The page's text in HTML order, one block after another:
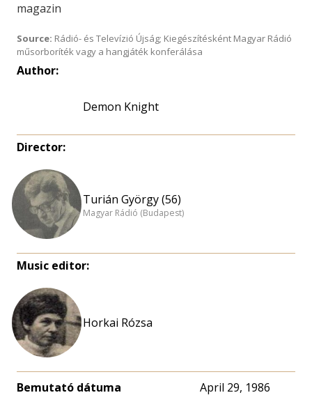
magazin
Source: Rádió- és Televízió Újság; Kiegészítésként Magyar Rádió
műsorboríték vagy a hangjáték konferálása
Author:
Demon Knight
Director:
Turián György (56)
Magyar Rádió (Budapest)
Music editor:
Horkai Rózsa
Bemutató dátuma April 29, 1986